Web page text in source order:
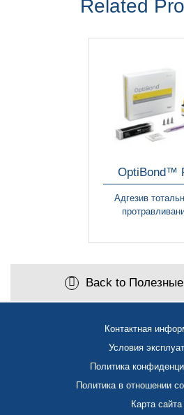
Related
OptiBond™
Адгезив
Back to
Контактная
Условия
Политика
Политика в отношении
Карта сайта